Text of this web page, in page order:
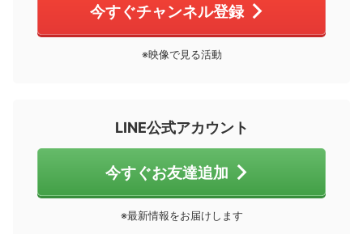
今すぐチャンネル登録
※映像で見る活動
LINE公式アカウント
今すぐお友達追加
※最新情報をお届けします